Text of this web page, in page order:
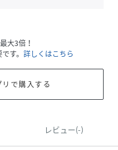
大3倍！
す。 詳しくはこちら
で購入する
レビュー(-)